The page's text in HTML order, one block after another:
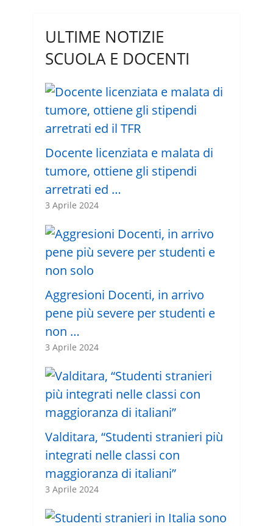
ULTIME NOTIZIE
SCUOLA E DOCENTI
Docente licenziata e malata di
tumore, ottiene gli stipendi
arretrati ed …
3 Aprile 2024
Aggresioni Docenti, in arrivo
pene più severe per studenti e
non …
3 Aprile 2024
Valditara, “Studenti stranieri più
integrati nelle classi con
maggioranza di italiani”
3 Aprile 2024